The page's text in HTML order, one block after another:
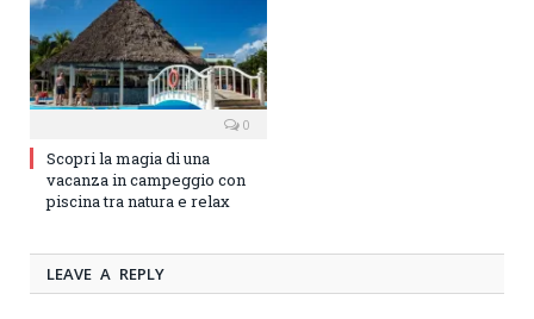
0
Scopri la magia di una
vacanza in campeggio con
piscina tra natura e relax
LEAVE A REPLY